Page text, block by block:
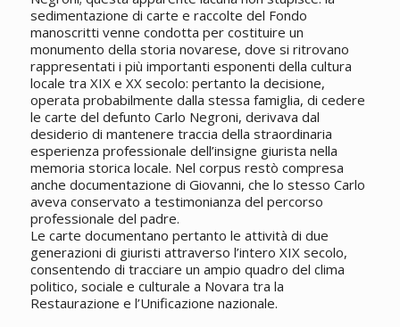
sedimentazione di carte e raccolte del Fondo
manoscritti venne condotta per costituire un
monumento della storia novarese, dove si ritrovano
rappresentati i più importanti esponenti della cultura
locale tra XIX e XX secolo: pertanto la decisione,
operata probabilmente dalla stessa famiglia, di cedere
le carte del defunto Carlo Negroni, derivava dal
desiderio di mantenere traccia della straordinaria
esperienza professionale dell’insigne giurista nella
memoria storica locale. Nel corpus restò compresa
anche documentazione di Giovanni, che lo stesso Carlo
aveva conservato a testimonianza del percorso
professionale del padre.
Le carte documentano pertanto le attività di due
generazioni di giuristi attraverso l’intero XIX secolo,
consentendo di tracciare un ampio quadro del clima
politico, sociale e culturale a Novara tra la
Restaurazione e l’Unificazione nazionale.